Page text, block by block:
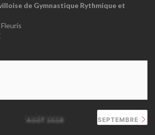
de Gymnastique Rythmique et
AOÛT 2026 SEPTEMBRE